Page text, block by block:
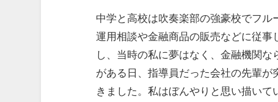
中学と高校は吹奏楽部の強豪校でフ
運用相談や金融商品の販売などに従事
し、当時の私に夢はなく、金融機関
がある日、指導員だった会社の先輩
きました。私はぼんやりと思い描い